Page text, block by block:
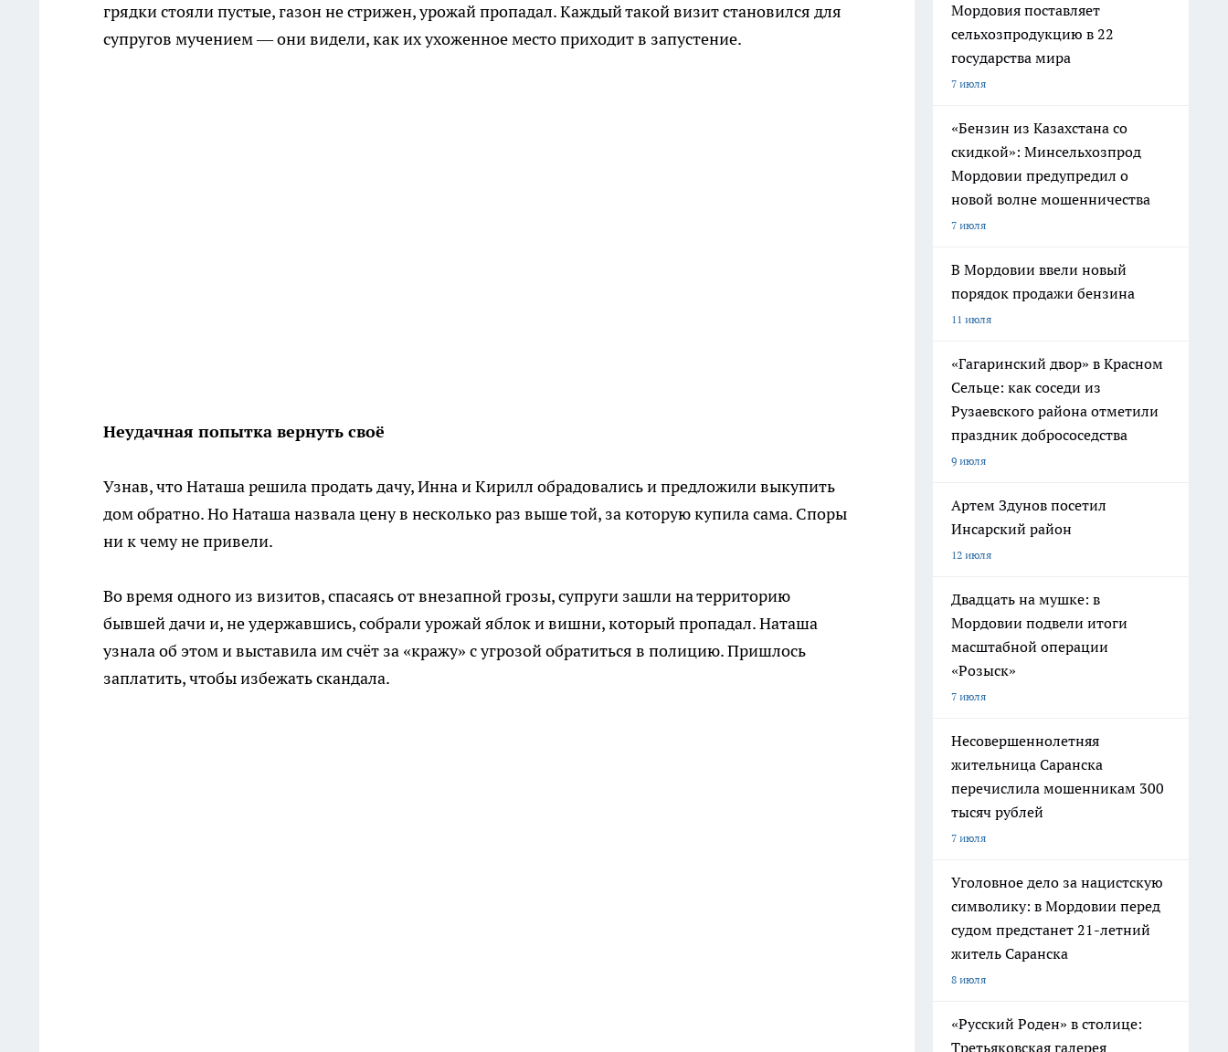
грядки стояли пустые, газон не стрижен, урожай пропадал. Каждый такой визит становился для
супругов мучением — они видели, как их ухоженное место приходит в запустение.
Неудачная попытка вернуть своё
Узнав, что Наташа решила продать дачу, Инна и Кирилл обрадовались и предложили выкупить
дом обратно. Но Наташа назвала цену в несколько раз выше той, за которую купила сама. Споры
ни к чему не привели.
Во время одного из визитов, спасаясь от внезапной грозы, супруги зашли на территорию
бывшей дачи и, не удержавшись, собрали урожай яблок и вишни, который пропадал. Наташа
узнала об этом и выставила им счёт за «кражу» с угрозой обратиться в полицию. Пришлось
заплатить, чтобы избежать скандала.
Мордовия поставляет
сельхозпродукцию в 22
государства мира
7 июля
«Бензин из Казахстана со
скидкой»: Минсельхозпрод
Мордовии предупредил о
новой волне мошенничества
7 июля
В Мордовии ввели новый
порядок продажи бензина
11 июля
«Гагаринский двор» в Красном
Сельце: как соседи из
Рузаевского района отметили
праздник добрососедства
9 июля
Артем Здунов посетил
Инсарский район
12 июля
Двадцать на мушке: в
Мордовии подвели итоги
масштабной операции
«Розыск»
7 июля
Несовершеннолетняя
жительница Саранска
перечислила мошенникам 300
тысяч рублей
7 июля
Уголовное дело за нацистскую
символику: в Мордовии перед
судом предстанет 21-летний
житель Саранска
8 июля
«Русский Роден» в столице:
Третьяковская галерея